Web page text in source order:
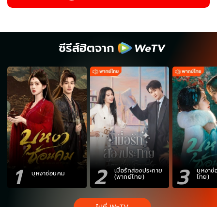
ซีรีส์ฮิตจาก
1 บุหงาซ่อนคม 2 เมื่อรักส่องประกาย
(พากย์ไทย) 3 บุหงา
ไทย)